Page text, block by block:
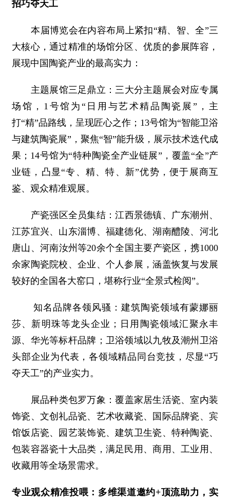
招巧夺天工
本届博览会在内容布局上紧扣“精、智、全”三
大核心，通过精准的场馆分区、优质的参展阵容，
展现中国陶瓷产业的最高实力：
主题展馆三足鼎立：三大分主题展会对应专属
场馆，1号馆为“日用与艺术精品陶瓷展”，主
打“精”品路线，呈现匠心之作；13号馆为“智能卫浴
与建筑陶瓷展”，聚焦“智”能升级，展示技术迭代成
果；14号馆为“特种陶瓷全产业链展”，覆盖“全”产
业链，凸显“专、精、特、新”优势，便于展商互
鉴、观众精准观展。
产瓷强区全员集结：江西景德镇、广东潮州、
江苏宜兴、山东淄博、福建德化、湖南醴陵、河北
唐山、河南汝州等20余个全国主要产瓷区，携1000
余家陶瓷院校、企业、个人参展，涵盖恢复与发展
较好的全国各大窑口，堪称行业“全景式检阅”。
知名品牌各领风骚：建筑陶瓷领域有蒙娜丽
莎、新明珠等龙头企业；日用陶瓷领域汇聚永丰
源、华光等标杆品牌；卫浴领域以九牧及潮州卫浴
头部企业为代表，各领域精品同台竞技，尽显“巧
夺天工”的产业实力。
展品种类包罗万象：覆盖家居生活瓷、室内装
饰瓷、文创礼品瓷、艺术收藏瓷、国际品牌瓷、宾
馆饭店瓷、园艺装饰瓷、建筑卫生瓷、特种陶瓷、
包装容器瓷十大品类，满足民用、商用、工业用、
收藏用等全场景需求。
专业观众精准投喂：多维渠道邀约+顶流助力，实